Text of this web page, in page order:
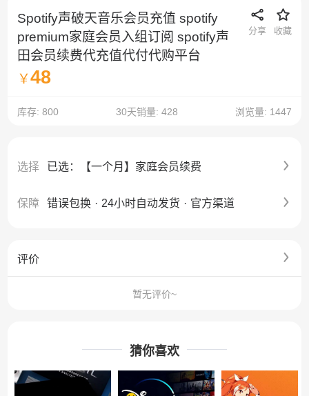
Spotify声破天音乐会员充值 spotify
premium家庭会员入组订阅 spotify声
田会员续费代充值代付代购平台
分享 收藏
￥48
库存: 800 30天销量: 428 浏览量: 1447
选择 已选：【一个月】家庭会员续费
保障 错误包换 · 24小时自动发货 · 官方渠道
评价
暂无评价~
猜你喜欢